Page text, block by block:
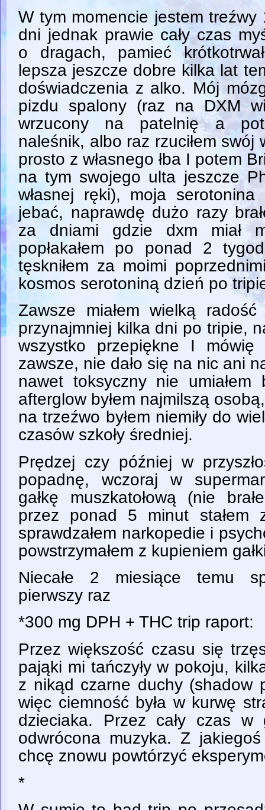
W tym momencie jestem treźwy
dni jednak prawie cały czas
o dragach, pamieć
lepsza jeszcze dobre kilka lat
doświadczenia z alko. Mój
pizdu spalony (raz na DXM
wrzucony na patelnię a
naleśnik, albo raz rzuciłem swój
prosto z własnego łba I potem
na tym swojego ulta jeszcze
własnej ręki), moja serotonina
jebać, naprawdę dużo razy
za dniami gdzie dxm miał
popłakałem po ponad 2
tęskniłem za moimi
kosmos serotoniną dzień po
Zawsze miałem wielką
przynajmniej kilka dni po tripie,
wszystko przepiękne I
zawsze, nie dało się na nic ani
nawet toksyczny nie
afterglow byłem najmilszą
na trzeźwo byłem niemiły do
czasów szkoły średniej.
Prędzej czy później w
popadnę, wczoraj w
gałkę muszkatołową (nie
przez ponad 5 minut stałem
sprawdzałem narkopedie i
powstrzymałem z kupieniem
Niecałe 2 miesiące temu
pierwszy raz
*300 mg DPH + THC trip raport:
Przez większość czasu się
pająki mi tańczyły w pokoju,
z nikąd czarne duchy (shadow
więc ciemność była w kurwę
dzieciaka. Przez cały czas w
odwrócona muzyka. Z
chcę znowu powtórzyć
*